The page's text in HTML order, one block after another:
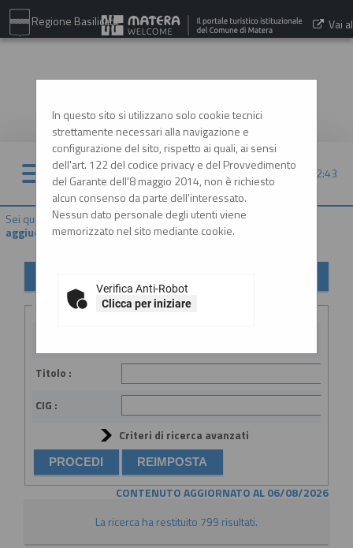
Regione Basilicata Vai al
10/08/2026 22:43
Sei qui: Home»Procedure d'appalto e contratti»Avvisi di
aggiudicazione, esiti e affida...
In questo sito si utilizzano solo cookie tecnici
strettamente necessari alla navigazione e
configurazione del sito, rispetto ai quali, ai sensi
dell'art. 122 del codice privacy e del Provvedimento
del Garante dell'8 maggio 2014, non è richiesto
alcun consenso da parte dell'interessato.
Nessun dato personale degli utenti viene
memorizzato nel sito mediante cookie.
Verifica Anti-Robot
Clicca per iniziare
Criteri di ricerca
Titolo :
CIG :
Criteri di ricerca avanzati
CONTENUTO AGGIORNATO AL 06/08/2026
La ricerca ha restituito 799 risultati.